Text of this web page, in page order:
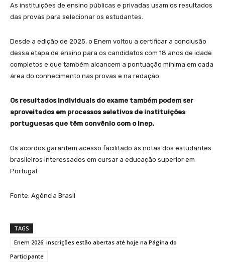
As instituições de ensino públicas e privadas usam os resultados
das provas para selecionar os estudantes.
Desde a edição de 2025, o Enem voltou a certificar a conclusão
dessa etapa de ensino para os candidatos com 18 anos de idade
completos e que também alcancem a pontuação mínima em cada
área do conhecimento nas provas e na redação.
Os resultados individuais do exame também podem ser
aproveitados em processos seletivos de instituições
portuguesas que têm convênio com o Inep.
Os acordos garantem acesso facilitado às notas dos estudantes
brasileiros interessados em cursar a educação superior em
Portugal.
Fonte: Agência Brasil
TAGS
Enem 2026: inscrições estão abertas até hoje na Página do
Participante